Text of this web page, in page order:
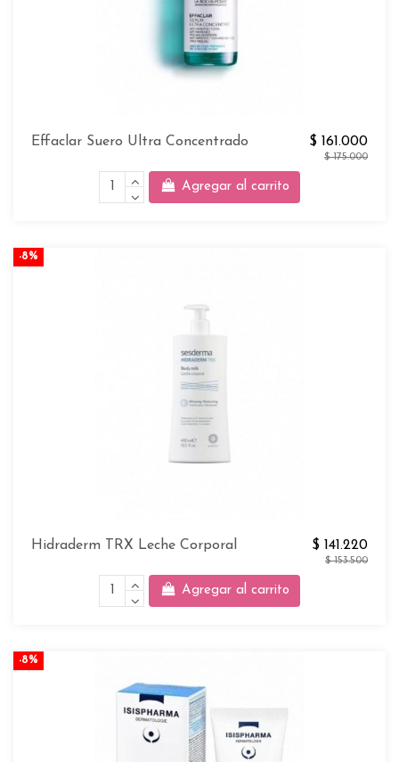
Effaclar Suero Ultra Concentrado $ 161.000
$ 175.000
Agregar al carrito
-8%
Hidraderm TRX Leche Corporal $ 141.220
$ 153.500
Agregar al carrito
-8%